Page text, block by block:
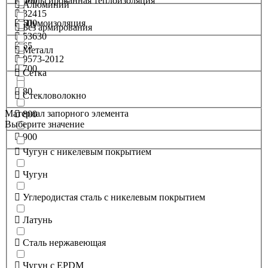
Шумоизоляция
600
65
700
80
800
900
32415
53630
9573-2012
Алюминий
Без армирования
Металл
Сетка
Стекловолокно
Материал запорного элемента
Выберите значение
Чугун с никелевым покрытием
Чугун
Углеродистая сталь с никелевым покрытием
Латунь
Сталь нержавеющая
Чугун с EPDM